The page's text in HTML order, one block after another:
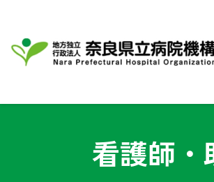
看護師・